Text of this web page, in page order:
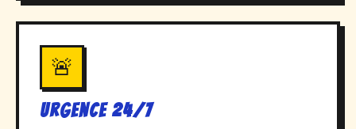
🚨
Urgence 24/7